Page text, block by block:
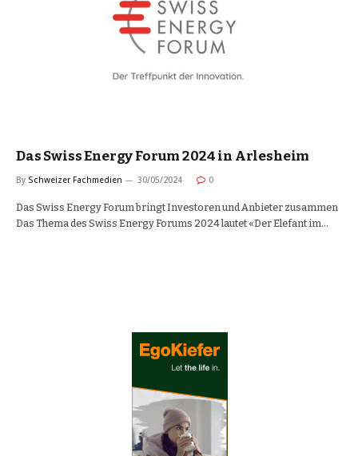
Das Swiss Energy Forum 2024 in Arlesheim
By Schweizer Fachmedien 30/05/2024 0
Das Swiss Energy Forum bringt Investoren und Anbieter zusammen
Das Thema des Swiss Energy Forums 2024 lautet «Der Elefant im…